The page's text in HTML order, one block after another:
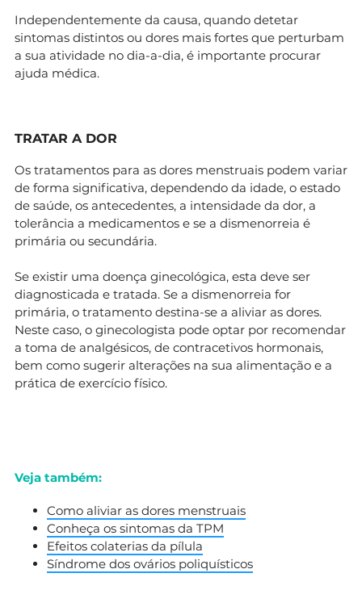
Independentemente da causa, quando detetar
sintomas distintos ou dores mais fortes que perturbam
a sua atividade no dia-a-dia, é importante procurar
ajuda médica.
TRATAR A DOR
Os tratamentos para as dores menstruais podem variar
de forma significativa, dependendo da idade, o estado
de saúde, os antecedentes, a intensidade da dor, a
tolerância a medicamentos e se a dismenorreia é
primária ou secundária.
Se existir uma doença ginecológica, esta deve ser
diagnosticada e tratada. Se a dismenorreia for
primária, o tratamento destina-se a aliviar as dores.
Neste caso, o ginecologista pode optar por recomendar
a toma de analgésicos, de contracetivos hormonais,
bem como sugerir alterações na sua alimentação e a
prática de exercício físico.
Veja também:
Como aliviar as dores menstruais
Conheça os sintomas da TPM
Efeitos colaterias da pílula
Síndrome dos ovários poliquísticos